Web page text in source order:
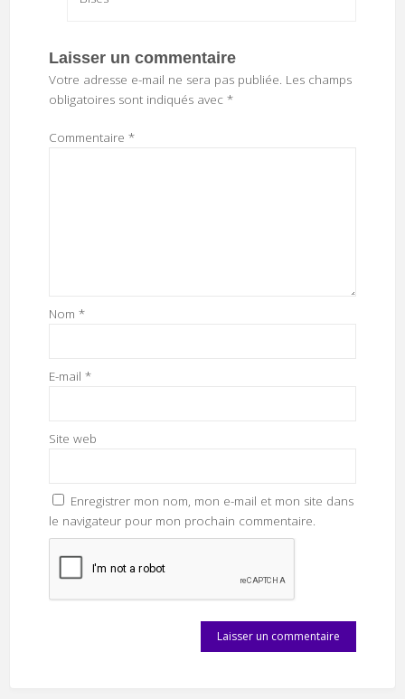
Laisser un commentaire
Votre adresse e-mail ne sera pas publiée. Les champs
obligatoires sont indiqués avec *
Commentaire *
Nom *
E-mail *
Site web
Enregistrer mon nom, mon e-mail et mon site dans
le navigateur pour mon prochain commentaire.